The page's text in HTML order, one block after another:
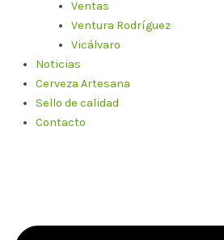
Ventas
Ventura Rodríguez
Vicálvaro
Noticias
Cerveza Artesana
Sello de calidad
Contacto